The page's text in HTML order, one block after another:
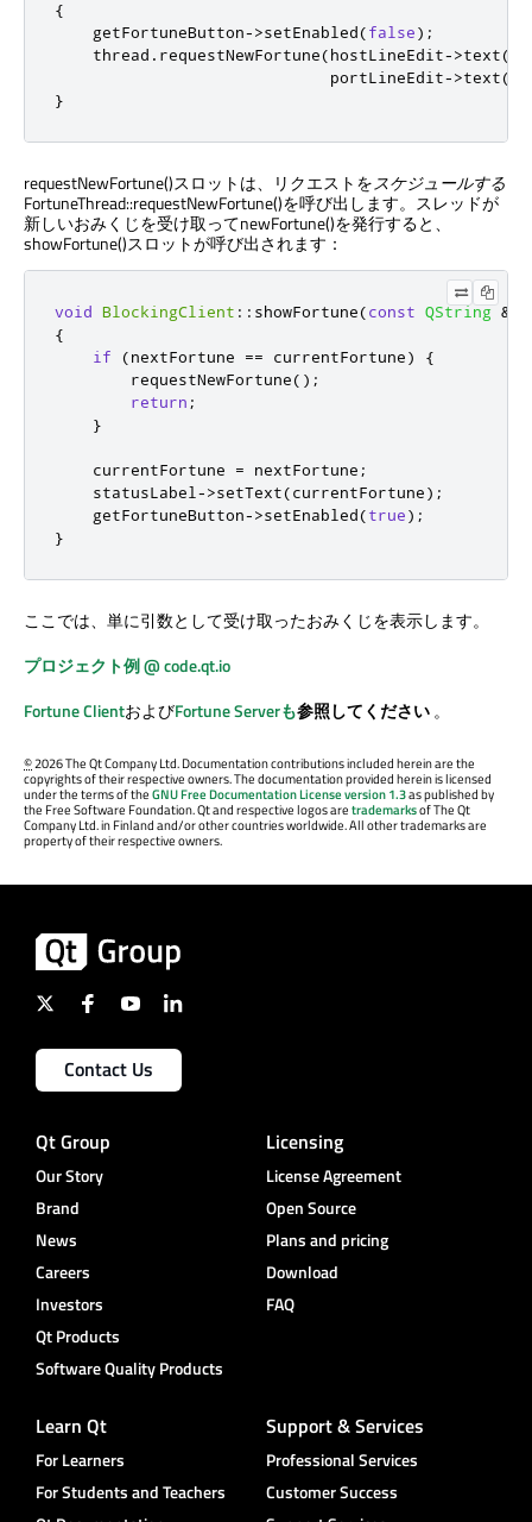
{
    getFortuneButton
->setEnabled(false);
    thread
. requestNewFortune(hostLineEdit->text()
                             portLineEdit
->text()
}
requestNewFortune()スロットは、リクエストをスケジュールする
FortuneThread::requestNewFortune()を呼び出します。スレッドが
新しいおみくじを受け取ってnewFortune()を発行すると、
showFortune()スロットが呼び出されます：
void BlockingClient :: showFortune(const QString &
{
if
(nextFortune == currentFortune)
{
        requestNewFortune
();
return ;
}
    currentFortune
= nextFortune ;
    statusLabel
->setText(currentFortune);
    getFortuneButton
->setEnabled(true);
}
ここでは、単に引数として受け取ったおみくじを表示します。
プロジェクト例 @ code.qt.io
Fortune ClientおよびFortune Serverも参照してください。
©2026 The Qt Company Ltd. Documentation contributions included herein are the
copyrights of their respective owners. The documentation provided herein is licensed
under the terms of theGNU Free Documentation License version 1.3as published by
the Free Software Foundation. Qt and respective logos aretrademarksof The Qt
Company Ltd. in Finland and/or other countries worldwide. All other trademarks are
property of their respective owners.
Contact Us
Qt Group
Our Story
Brand
News
Careers
Investors
Qt Products
Software Quality Products
Licensing
License Agreement
Open Source
Plans and pricing
Download
FAQ
Learn Qt
For Learners
For Students and Teachers
Support & Services
Professional Services
Customer Success